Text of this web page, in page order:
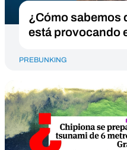
¿Cómo sabemos
está provocando
PREBUNKING